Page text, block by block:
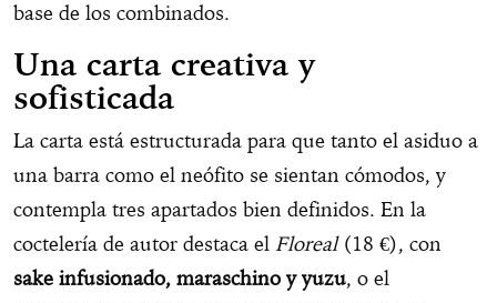
base de los combinados.
Una carta creativa y
sofisticada
La carta está estructurada para que tanto el asiduo a
una barra como el neófito se sientan cómodos, y
contempla tres apartados bien definidos. En la
coctelería de autor destaca el Floreal(18 €), con
sake infusionado, maraschino y yuzu, o el